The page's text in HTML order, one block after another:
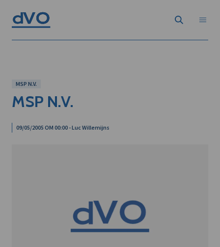
MSP N.V.
MSP N.V.
09/05/2005 OM 00:00 - Luc Willemijns